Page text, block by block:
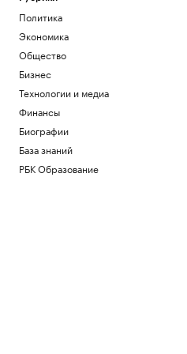
Политика
Экономика
Общество
Бизнес
Технологии и медиа
Финансы
Биографии
База знаний
РБК Образование